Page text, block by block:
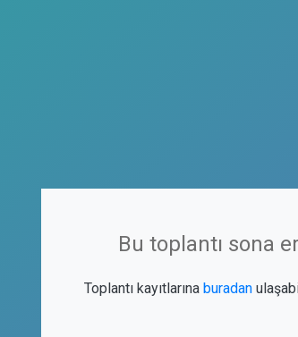
Bu toplantı sona
Toplantı kayıtlarına buradan